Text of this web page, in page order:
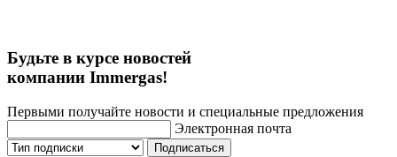
Будьте в курсе новостей
компании Immergas!
Первыми получайте новости и специальные предложения
Электронная почта
Подписаться